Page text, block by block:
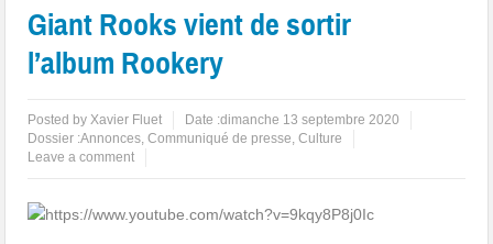
Giant Rooks vient de sortir
l’album Rookery
Posted byXavier Fluet Date :dimanche 13 septembre 2020
Dossier :Annonces,Communiqué de presse,Culture
Leave a comment